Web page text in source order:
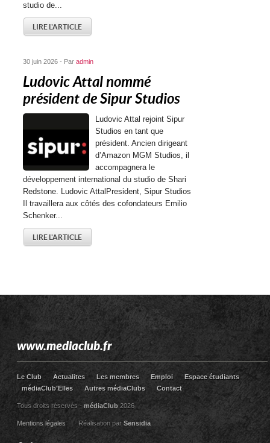
studio de...
LIRE L'ARTICLE
30 juin 2026 - Paradmin
Ludovic Attal nommé
président de Sipur Studios
Ludovic Attal rejoint Sipur
Studios en tant que
président. Ancien dirigeant
d’Amazon MGM Studios, il
accompagnera le
développement international du studio de Shari
Redstone. Ludovic AttalPresident, Sipur Studios
Il travaillera aux côtés des cofondateurs Emilio
Schenker...
LIRE L'ARTICLE
www.mediaclub.fr
Le Club Actualites Les membres Emploi
Espace étudiants
médiaClub’Elles
Autres médiaClubs Contact
Tous droits réservés -médiaClub 2026
Mentions légales| Réalisation parSensidia